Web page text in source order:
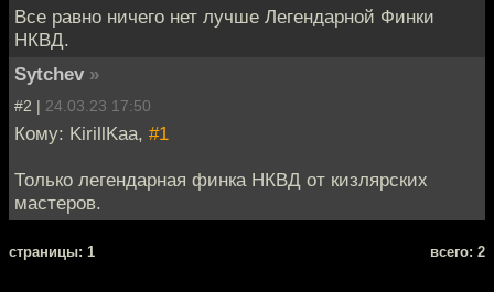
Все равно ничего нет лучше Легендарной Финки
НКВД.
Sytchev »
#2 | 24.03.23 17:50
Кому: KirillKaa, #1
Только легендарная финка НКВД от кизлярских
мастеров.
cтраницы: 1 всего: 2